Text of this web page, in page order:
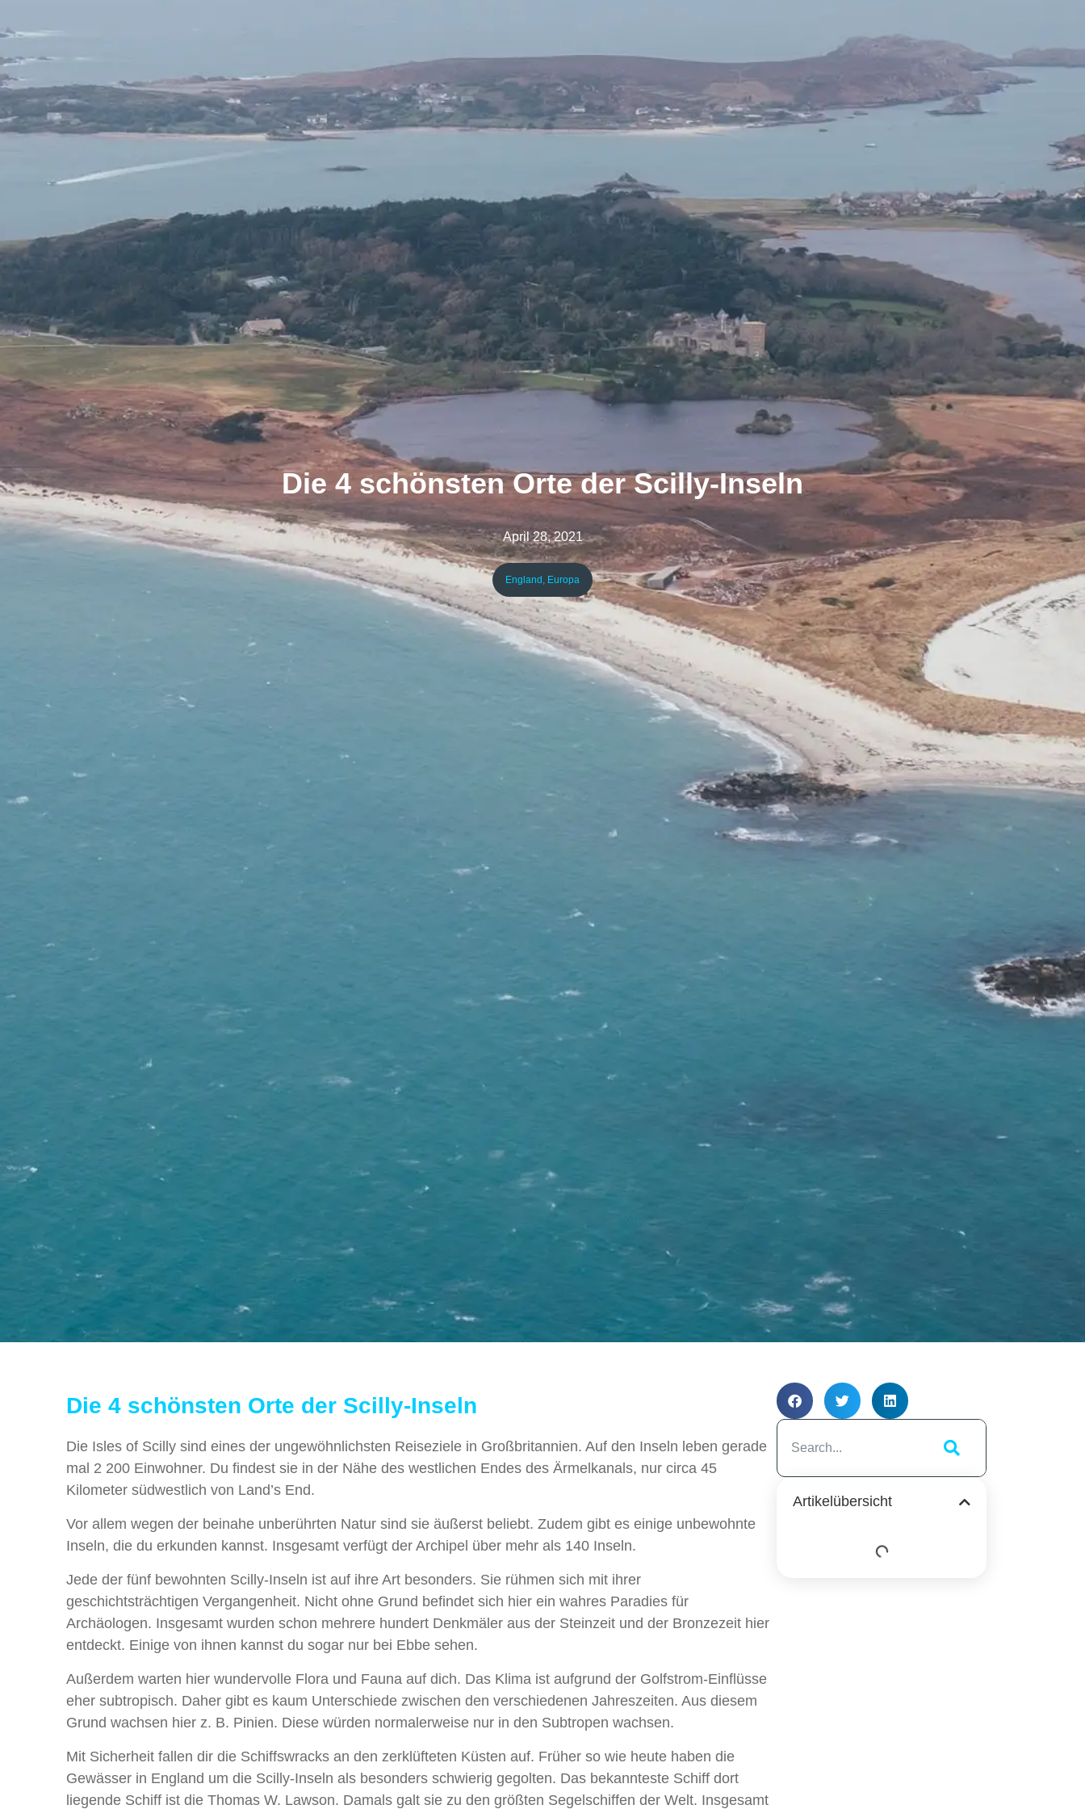
Die 4 schönsten Orte der Scilly-Inseln
April 28, 2021
England , Europa
Die 4 schönsten Orte der Scilly-Inseln
Die Isles of Scilly sind eines der ungewöhnlichsten Reiseziele in Großbritannien. Auf den Inseln leben gerade
mal 2 200 Einwohner. Du findest sie in der Nähe des westlichen Endes des Ärmelkanals, nur circa 45
Kilometer südwestlich von Land’s End.
Vor allem wegen der beinahe unberührten Natur sind sie äußerst beliebt. Zudem gibt es einige unbewohnte
Inseln, die du erkunden kannst. Insgesamt verfügt der Archipel über mehr als 140 Inseln.
Jede der fünf bewohnten Scilly-Inseln ist auf ihre Art besonders. Sie rühmen sich mit ihrer
geschichtsträchtigen Vergangenheit. Nicht ohne Grund befindet sich hier ein wahres Paradies für
Archäologen. Insgesamt wurden schon mehrere hundert Denkmäler aus der Steinzeit und der Bronzezeit hier
entdeckt. Einige von ihnen kannst du sogar nur bei Ebbe sehen.
Außerdem warten hier wundervolle Flora und Fauna auf dich. Das Klima ist aufgrund der Golfstrom-Einflüsse
eher subtropisch. Daher gibt es kaum Unterschiede zwischen den verschiedenen Jahreszeiten. Aus diesem
Grund wachsen hier z. B. Pinien. Diese würden normalerweise nur in den Subtropen wachsen.
Mit Sicherheit fallen dir die Schiffswracks an den zerklüfteten Küsten auf. Früher so wie heute haben die
Gewässer in England um die Scilly-Inseln als besonders schwierig gegolten. Das bekannteste Schiff dort
liegende Schiff ist die Thomas W. Lawson. Damals galt sie zu den größten Segelschiffen der Welt. Insgesamt
Artikelübersicht